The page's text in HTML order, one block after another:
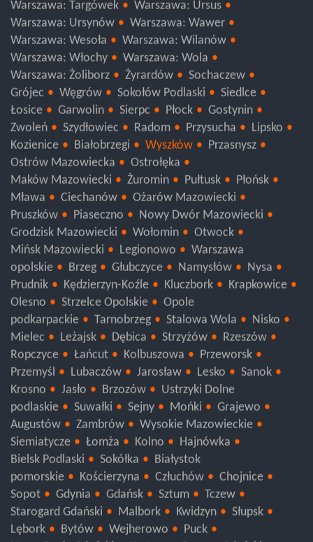
Warszawa: Targówek
Warszawa: Ursus
Warszawa: Ursynów
Warszawa: Wawer
Warszawa: Wesoła
Warszawa: Wilanów
Warszawa: Włochy
Warszawa: Wola
Warszawa: Żoliborz
Żyrardów
Sochaczew
Grójec
Węgrów Sokołów Podlaski
Siedlce
Łosice
Garwolin Sierpc Płock
Gostynin
Zwoleń
Szydłowiec Radom Przysucha
Lipsko
Kozienice
Białobrzegi Wyszków
Przasnysz
Ostrów Mazowiecka
Ostrołęka
Maków Mazowiecki
Żuromin Pułtusk
Płońsk
Mława
Ciechanów
Ożarów Mazowiecki
Pruszków
Piaseczno
Nowy Dwór Mazowiecki
Grodzisk Mazowiecki
Wołomin
Otwock
Mińsk Mazowiecki
Legionowo
Warszawa
opolskie
Brzeg Głubczyce Namysłów
Nysa
Prudnik
Kędzierzyn-Koźle Kluczbork
Krapkowice
Olesno
Strzelce Opolskie
Opole
podkarpackie
Tarnobrzeg Stalowa Wola
Nisko
Mielec
Leżajsk Dębica Strzyżów
Rzeszów
Ropczyce
Łańcut Kolbuszowa
Przeworsk
Przemyśl
Lubaczów Jarosław Lesko
Sanok
Krosno
Jasło Brzozów
Ustrzyki Dolne
podlaskie
Suwałki Sejny Mońki
Grajewo
Augustów
Zambrów
Wysokie Mazowieckie
Siemiatycze
Łomża Kolno
Hajnówka
Bielsk Podlaski
Sokółka
Białystok
pomorskie
Kościerzyna Człuchów
Chojnice
Sopot
Gdynia Gdańsk Sztum
Tczew
Starogard Gdański
Malbork Kwidzyn
Słupsk
Lębork
Bytów Wejherowo
Puck